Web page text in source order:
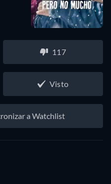
117
Visto
a Watchlist